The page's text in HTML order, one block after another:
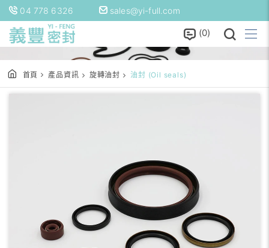
04 778 6326 sales@yi-full.com
0
Oil Seal 與機械油封
首頁 產品資訊 旋轉油封 油封 (Oil seals)